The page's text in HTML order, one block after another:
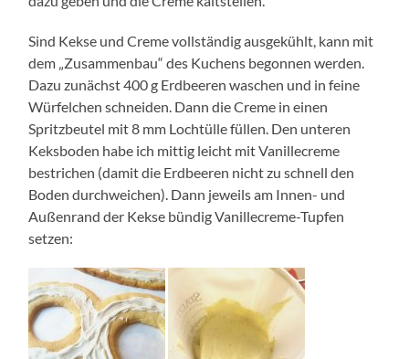
Sind Kekse und Creme vollständig ausgekühlt, kann mit
dem „Zusammenbau“ des Kuchens begonnen werden.
Dazu zunächst 400 g Erdbeeren waschen und in feine
Würfelchen schneiden. Dann die Creme in einen
Spritzbeutel mit 8 mm Lochtülle füllen. Den unteren
Keksboden habe ich mittig leicht mit Vanillecreme
bestrichen (damit die Erdbeeren nicht zu schnell den
Boden durchweichen). Dann jeweils am Innen- und
Außenrand der Kekse bündig Vanillecreme-Tupfen
setzen: